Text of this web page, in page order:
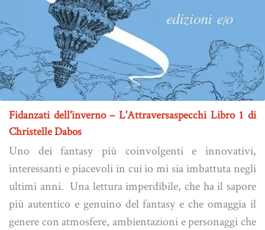
Fidanzati dell'inverno – L'Attraversaspecchi Libro 1 di
Christelle Dabos
Uno dei fantasy più coinvolgenti e innovativi,
interessanti e piacevoli in cui io mi sia imbattuta negli
ultimi anni. Una lettura imperdibile, che ha il sapore
più autentico e genuino del fantasy e che omaggia il
genere con atmosfere, ambientazioni e personaggi che